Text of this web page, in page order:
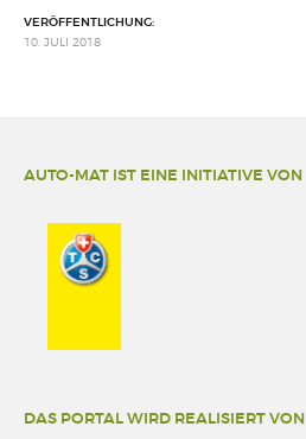
VERÖFFENTLICHUNG:
10. JULI 2018
AUTO-MAT IST EINE INITIATIVE VON
DAS PORTAL WIRD REALISIERT VON